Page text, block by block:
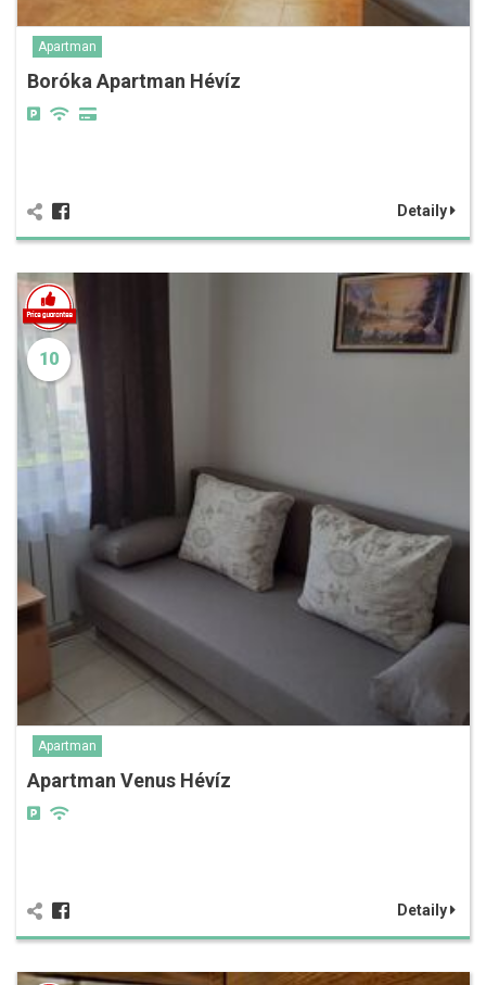
Apartman
Boróka Apartman Hévíz
Detaily
10
Apartman
Apartman Venus Hévíz
Detaily